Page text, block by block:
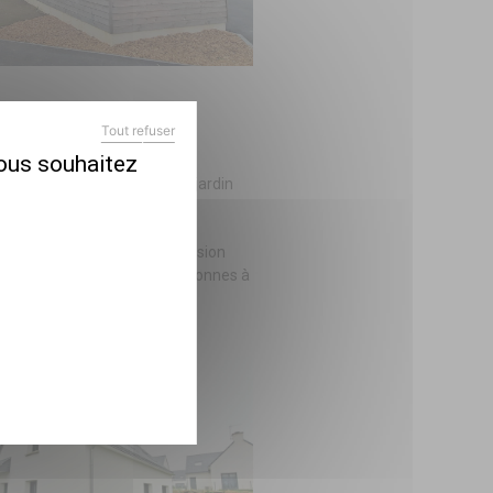
souhaitez
Tout refuser
XMASQUER LE BANDEAU DES COOKIES
de type 4 et 5 avec jardin
entre 10 maisons en accession
dont un adapté aux personnes à